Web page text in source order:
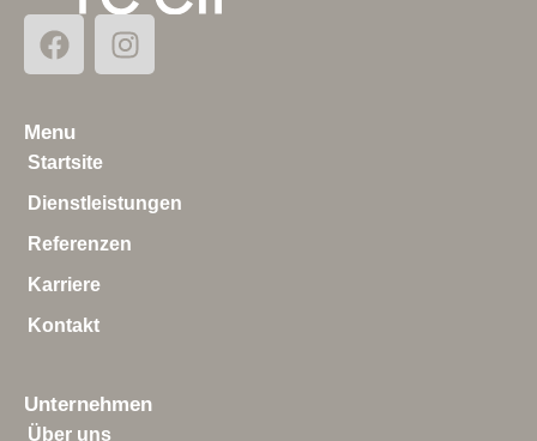
Menu
Startsite
Dienstleistungen
Referenzen
Karriere
Kontakt
Unternehmen
Über uns